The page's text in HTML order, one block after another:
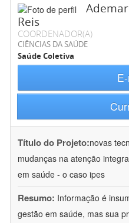
Reis
COORDENADOR(A)
CIÊNCIAS DA SAÚDE
Saúde Coletiva
Título do Projeto:novas
mudanças na atenção
em saúde - o caso ipes
Resumo: Informação é
gestão em saúde, mas sua